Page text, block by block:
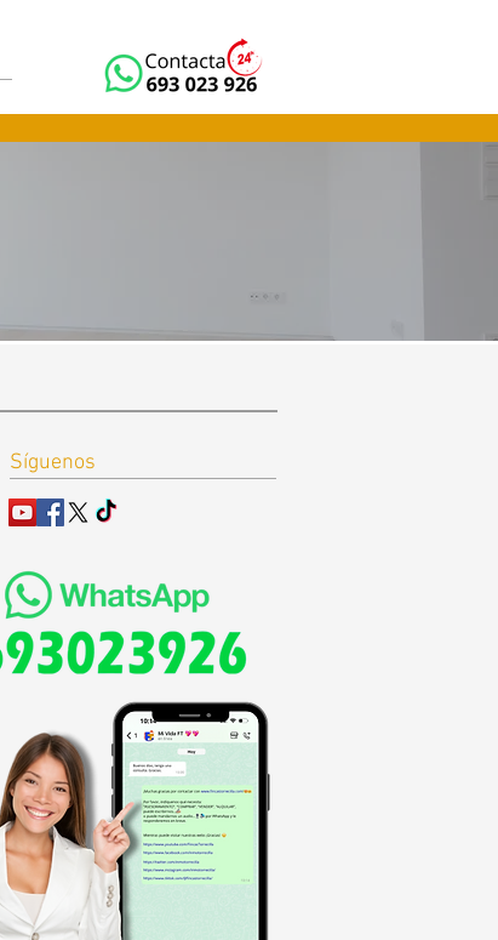
Síguenos